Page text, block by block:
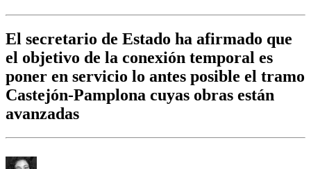
El secretario de Estado ha afirmado que
el objetivo de la conexión temporal es
poner en servicio lo antes posible el tramo
Castejón-Pamplona cuyas obras están
avanzadas